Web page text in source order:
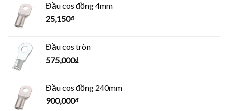
Đầu cos đồng 4mm
25,150₫
Đầu cos tròn
575,000₫
Đầu cos đồng 240mm
900,000₫